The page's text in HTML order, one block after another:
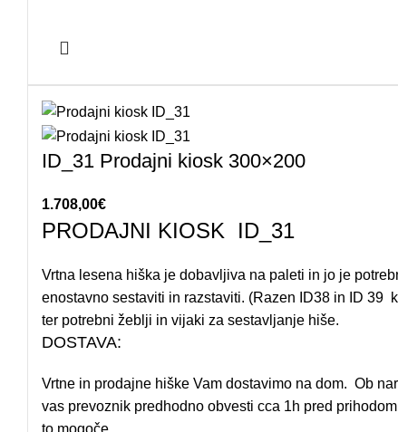
ID_31 Prodajni kiosk 300×200
1.708,00€
PRODAJNI KIOSK ID_31
Vrtna lesena hiška je dobavljiva na paleti in jo je
enostavno sestaviti in razstaviti. (Razen ID38 in ID 39
ter potrebni žeblji in vijaki za sestavljanje hiše.
DOSTAVA:
Vrtne in prodajne hiške Vam dostavimo na dom. Ob
vas prevoznik predhodno obvesti cca 1h pred
to mogoče.